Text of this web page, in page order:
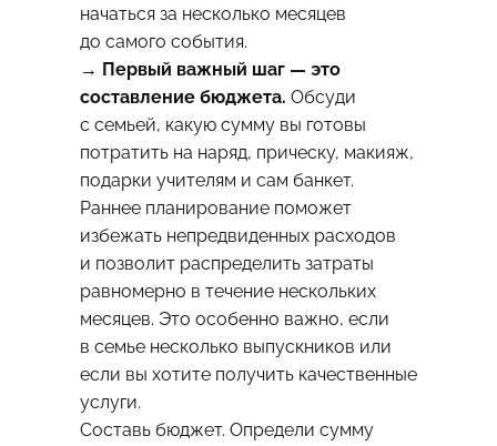
начаться за несколько месяцев
до самого события.
→ Первый важный шаг — это
составление бюджета. Обсуди
с семьей, какую сумму вы готовы
потратить на наряд, прическу, макияж,
подарки учителям и сам банкет.
Раннее планирование поможет
избежать непредвиденных расходов
и позволит распределить затраты
равномерно в течение нескольких
месяцев. Это особенно важно, если
в семье несколько выпускников или
если вы хотите получить качественные
услуги.
Составь бюджет. Определи сумму